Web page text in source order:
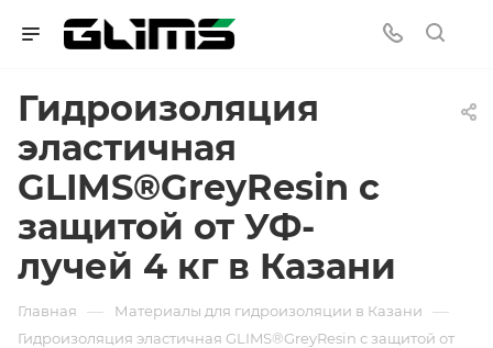
Гидроизоляция
эластичная
GLIMS®GreyResin с
защитой от УФ-
лучей 4 кг в Казани
Главная — Материалы для гидроизоляции в Казани —
Гидроизоляция эластичная GLIMS®GreyResin с защитой от